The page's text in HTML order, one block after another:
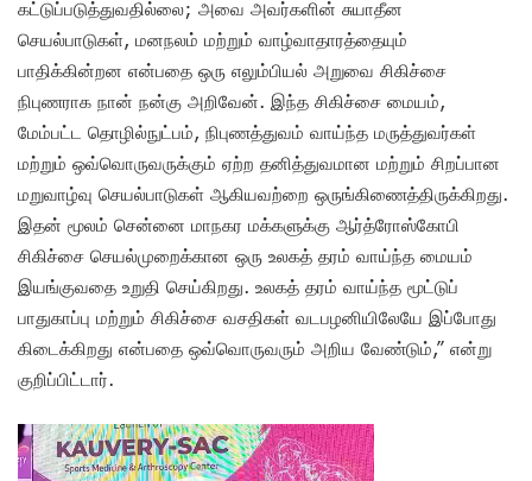
கட்டுப்படுத்துவதில்லை; அவை அவர்களின் சுயாதீன
செயல்பாடுகள், மனநலம் மற்றும் வாழ்வாதாரத்தையும்
பாதிக்கின்றன என்பதை ஒரு எலும்பியல் அறுவை சிகிச்சை
நிபுணராக நான் நன்கு அறிவேன். இந்த சிகிச்சை மையம்,
மேம்பட்ட தொழில்நுட்பம், நிபுணத்துவம் வாய்ந்த மருத்துவர்கள்
மற்றும் ஒவ்வொருவருக்கும் ஏற்ற தனித்துவமான மற்றும் சிறப்பான
மறுவாழ்வு செயல்பாடுகள் ஆகியவற்றை ஒருங்கிணைத்திருக்கிறது.
இதன் மூலம் சென்னை மாநகர மக்களுக்கு ஆர்த்ரோஸ்கோபி
சிகிச்சை செயல்முறைக்கான ஒரு உலகத் தரம் வாய்ந்த மையம்
இயங்குவதை உறுதி செய்கிறது. உலகத் தரம் வாய்ந்த மூட்டுப்
பாதுகாப்பு மற்றும் சிகிச்சை வசதிகள் வடபழனியிலேயே இப்போது
கிடைக்கிறது என்பதை ஒவ்வொருவரும் அறிய வேண்டும்,” என்று
குறிப்பிட்டார்.
Video
Player